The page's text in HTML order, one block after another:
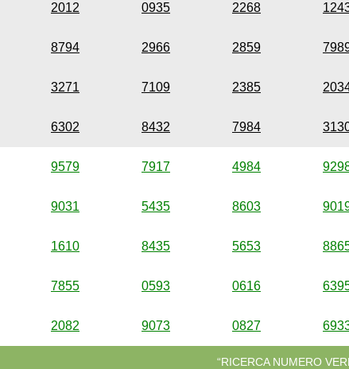
2012 0935 2268
8794 2966 2859
3271 7109 2385
6302 8432 7984
9579 7917 4984
9031 5435 8603
1610 8435 5653
7855 0593 0616
2082 9073 0827
“RICERCA NUMERO